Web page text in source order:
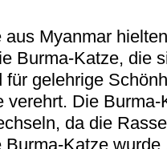
aus Myanmar
Burma-Katze, die
für gelehrige
verehrt. Die
da die
Burma-Katze